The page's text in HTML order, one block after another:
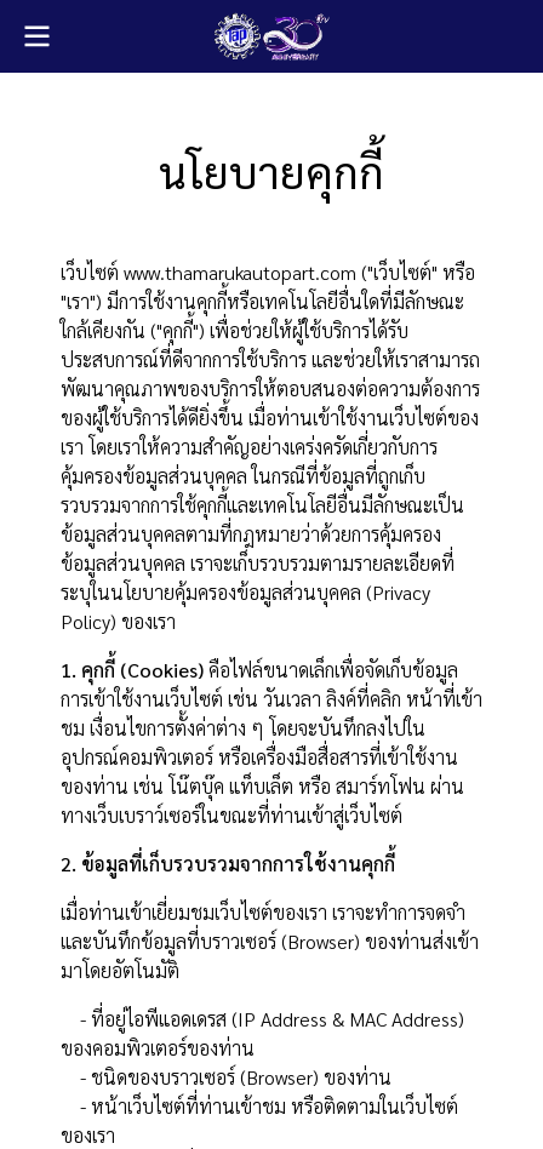
นโยบายคุกกี้
เว็บไซต์ www.thamarukautopart.com ("เว็บไซต์" หรือ
"เรา") มีการใช้งานคุกกี้หรือเทคโนโลยีอื่นใดที่มีลักษณะ
ใกล้เคียงกัน ("คุกกี้") เพื่อช่วยให้ผู้ใช้บริการได้รับ
ประสบการณ์ที่ดีจากการใช้บริการ และช่วยให้เราสามารถ
พัฒนาคุณภาพของบริการให้ตอบสนองต่อความต้องการ
ของผู้ใช้บริการได้ดียิ่งขึ้น เมื่อท่านเข้าใช้งานเว็บไซต์ของ
เรา โดยเราให้ความสำคัญอย่างเคร่งครัดเกี่ยวกับการ
คุ้มครองข้อมูลส่วนบุคคล ในกรณีที่ข้อมูลที่ถูกเก็บ
รวบรวมจากการใช้คุกกี้และเทคโนโลยีอื่นมีลักษณะเป็น
ข้อมูลส่วนบุคคลตามที่กฎหมายว่าด้วยการคุ้มครอง
ข้อมูลส่วนบุคคล เราจะเก็บรวบรวมตามรายละเอียดที่
ระบุในนโยบายคุ้มครองข้อมูลส่วนบุคคล (Privacy
Policy) ของเรา
1. คุกกี้ (Cookies)คือไฟล์ขนาดเล็กเพื่อจัดเก็บข้อมูล
การเข้าใช้งานเว็บไซต์ เช่น วันเวลา ลิงค์ที่คลิก หน้าที่เข้า
ชม เงื่อนไขการตั้งค่าต่าง ๆ โดยจะบันทึกลงไปใน
อุปกรณ์คอมพิวเตอร์ หรือเครื่องมือสื่อสารที่เข้าใช้งาน
ของท่าน เช่น โน๊ตบุ๊ค แท็บเล็ต หรือ สมาร์ทโฟน ผ่าน
ทางเว็บเบราว์เซอร์ในขณะที่ท่านเข้าสู่เว็บไซต์
2. ข้อมูลที่เก็บรวบรวมจากการใช้งานคุกกี้
เมื่อท่านเข้าเยี่ยมชมเว็บไซต์ของเรา เราจะทำการจดจำ
และบันทึกข้อมูลที่บราวเซอร์ (Browser) ของท่านส่งเข้า
มาโดยอัตโนมัติ
- ที่อยู่ไอพีแอดเดรส (IP Address & MAC Address)
ของคอมพิวเตอร์ของท่าน
- ชนิดของบราวเซอร์ (Browser) ของท่าน
- หน้าเว็บไซต์ที่ท่านเข้าชม หรือติดตามในเว็บไซต์
ของเรา